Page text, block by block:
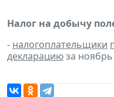
Налог на добычу
- налогоплательщики
декларациюза ноябрь